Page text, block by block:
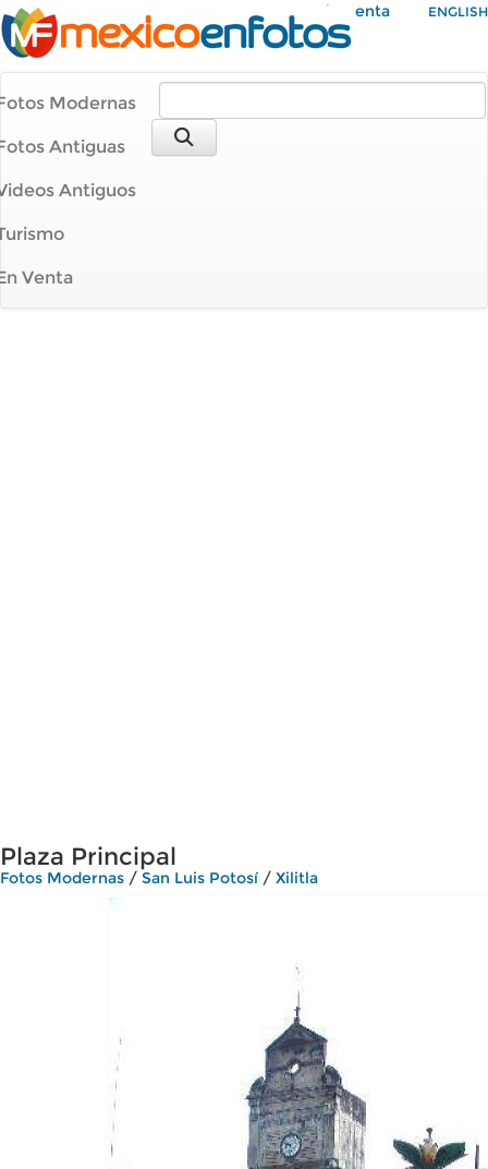
Mi Cuenta ENGLISH
Modernas
Antiguas
Antiguos
Venta
Plaza Principal
Fotos Modernas / San Luis Potosí / Xilitla